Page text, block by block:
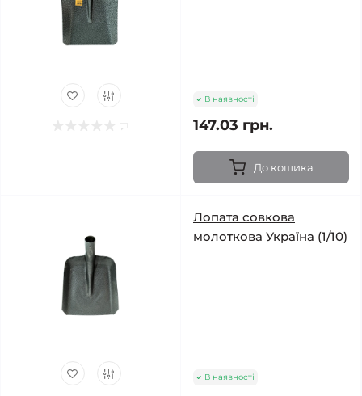
В наявності
147.03 грн.
До кошика
Лопата совкова
молоткова Україна (1/10)
В наявності